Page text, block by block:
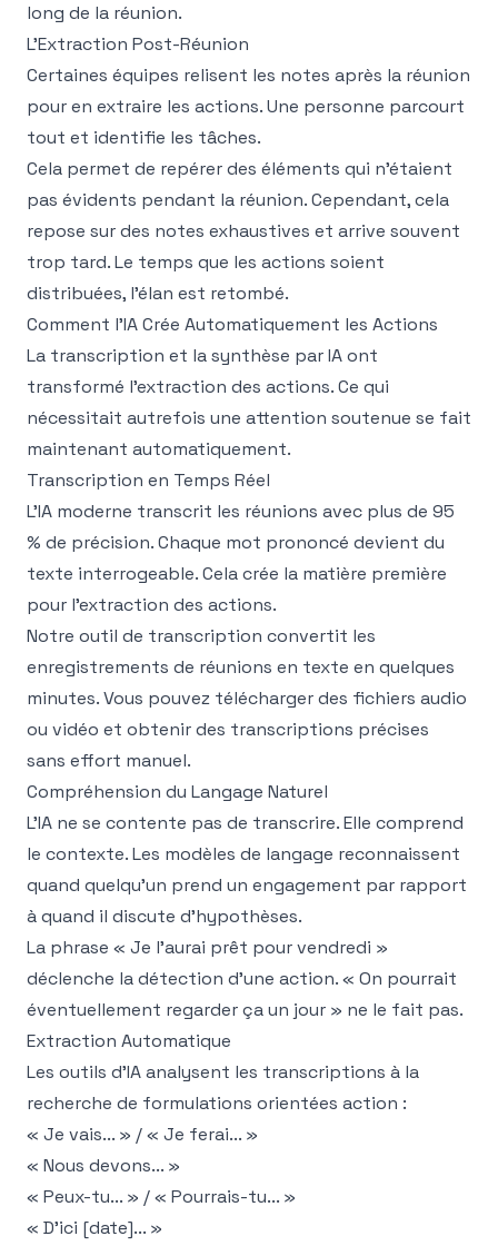
long de la réunion.
L'Extraction Post-Réunion
Certaines équipes relisent les notes après la réunion
pour en extraire les actions. Une personne parcourt
tout et identifie les tâches.
Cela permet de repérer des éléments qui n'étaient
pas évidents pendant la réunion. Cependant, cela
repose sur des notes exhaustives et arrive souvent
trop tard. Le temps que les actions soient
distribuées, l'élan est retombé.
Comment l'IA Crée Automatiquement les Actions
La transcription et la synthèse par IA ont
transformé l'extraction des actions. Ce qui
nécessitait autrefois une attention soutenue se fait
maintenant automatiquement.
Transcription en Temps Réel
L'IA moderne transcrit les réunions avec plus de 95
% de précision. Chaque mot prononcé devient du
texte interrogeable. Cela crée la matière première
pour l'extraction des actions.
Notre outil de transcription convertit les
enregistrements de réunions en texte en quelques
minutes. Vous pouvez télécharger des fichiers audio
ou vidéo et obtenir des transcriptions précises
sans effort manuel.
Compréhension du Langage Naturel
L'IA ne se contente pas de transcrire. Elle comprend
le contexte. Les modèles de langage reconnaissent
quand quelqu'un prend un engagement par rapport
à quand il discute d'hypothèses.
La phrase « Je l'aurai prêt pour vendredi »
déclenche la détection d'une action. « On pourrait
éventuellement regarder ça un jour » ne le fait pas.
Extraction Automatique
Les outils d'IA analysent les transcriptions à la
recherche de formulations orientées action :
« Je vais... » / « Je ferai... »
« Nous devons... »
« Peux-tu... » / « Pourrais-tu... »
« D'ici [date]... »